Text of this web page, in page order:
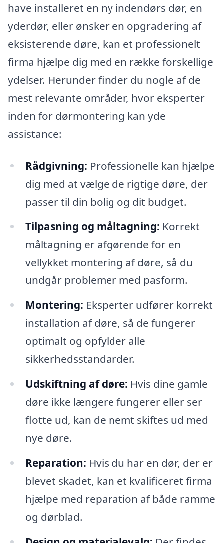
have installeret en ny indendørs dør, en
yderdør, eller ønsker en opgradering af
eksisterende døre, kan et professionelt
firma hjælpe dig med en række forskellige
ydelser. Herunder finder du nogle af de
mest relevante områder, hvor eksperter
inden for dørmontering kan yde
assistance:
Rådgivning: Professionelle kan hjælpe
dig med at vælge de rigtige døre, der
passer til din bolig og dit budget.
Tilpasning og måltagning: Korrekt
måltagning er afgørende for en
vellykket montering af døre, så du
undgår problemer med pasform.
Montering: Eksperter udfører korrekt
installation af døre, så de fungerer
optimalt og opfylder alle
sikkerhedsstandarder.
Udskiftning af døre: Hvis dine gamle
døre ikke længere fungerer eller ser
flotte ud, kan de nemt skiftes ud med
nye døre.
Reparation: Hvis du har en dør, der er
blevet skadet, kan et kvalificeret firma
hjælpe med reparation af både ramme
og dørblad.